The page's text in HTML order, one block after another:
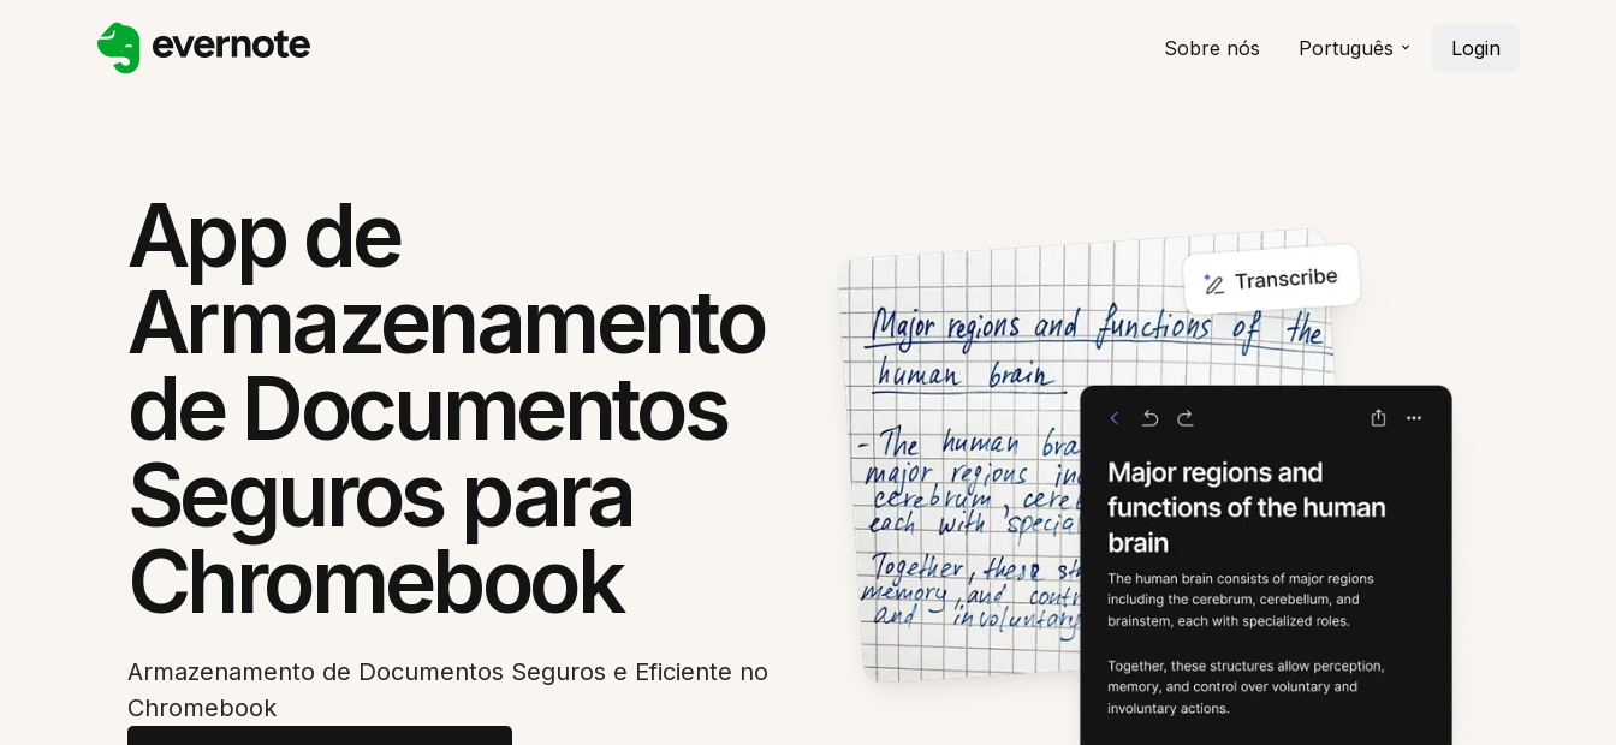
Sobre nós Português Login
App de
Armazenamento
de Documentos
Seguros para
Chromebook
Armazenamento de Documentos Seguros e Eficiente no
Chromebook